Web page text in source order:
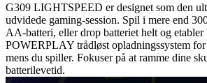
G309 LIGHTSPEED er designet som den
udvidede gaming-session. Spil i mere end
AA-batteri, eller drop batteriet helt og etabler
POWERPLAY trådløst opladningssystem for
mens du spiller. Fokuser på at ramme dine
batterilevetid.